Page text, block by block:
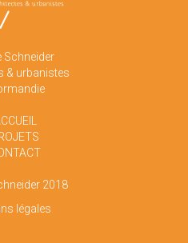
Schneider
& urbanistes
2018
légales